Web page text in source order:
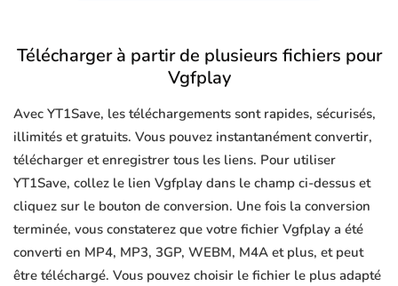
Télécharger à partir de plusieurs fichiers pour
Vgfplay
Avec YT1Save, les téléchargements sont rapides, sécurisés,
illimités et gratuits. Vous pouvez instantanément convertir,
télécharger et enregistrer tous les liens. Pour utiliser
YT1Save, collez le lien Vgfplay dans le champ ci-dessus et
cliquez sur le bouton de conversion. Une fois la conversion
terminée, vous constaterez que votre fichier Vgfplay a été
converti en MP4, MP3, 3GP, WEBM, M4A et plus, et peut
être téléchargé. Vous pouvez choisir le fichier le plus adapté